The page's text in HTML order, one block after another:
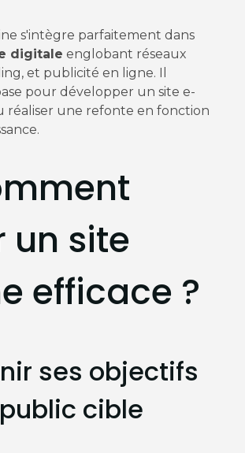
s'intègre parfaitement dans
digitale englobant réseaux
et publicité en ligne. Il
pour développer un site e-
réaliser une refonte en fonction
un site
efficace ?
ses objectifs
cible